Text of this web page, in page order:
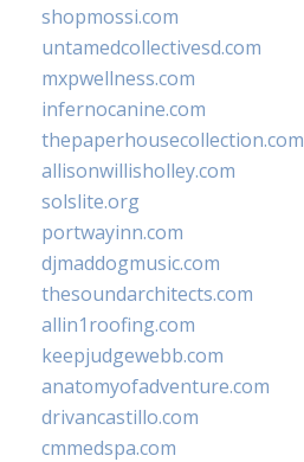
shopmossi.com
untamedcollectivesd.com
mxpwellness.com
infernocanine.com
thepaperhousecollection.com
allisonwillisholley.com
solslite.org
portwayinn.com
djmaddogmusic.com
thesoundarchitects.com
allin1roofing.com
keepjudgewebb.com
anatomyofadventure.com
drivancastillo.com
cmmedspa.com